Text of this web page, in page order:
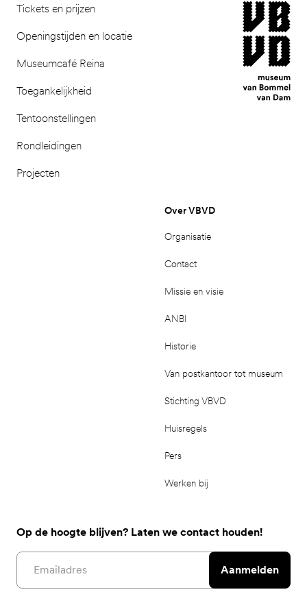
Tickets en prijzen
Openingstijden en locatie
Museumcafé Reina
Toegankelijkheid
Tentoonstellingen
Rondleidingen
Projecten
museum van
Over VBVD
Organisatie
Contact
Missie en visie
ANBI
Historie
Van postkantoor tot museum
Stichting VBVD
Huisregels
Pers
Werken bij
Op de hoogte blijven? Laten we contact houden!
Email address
Aanmelden